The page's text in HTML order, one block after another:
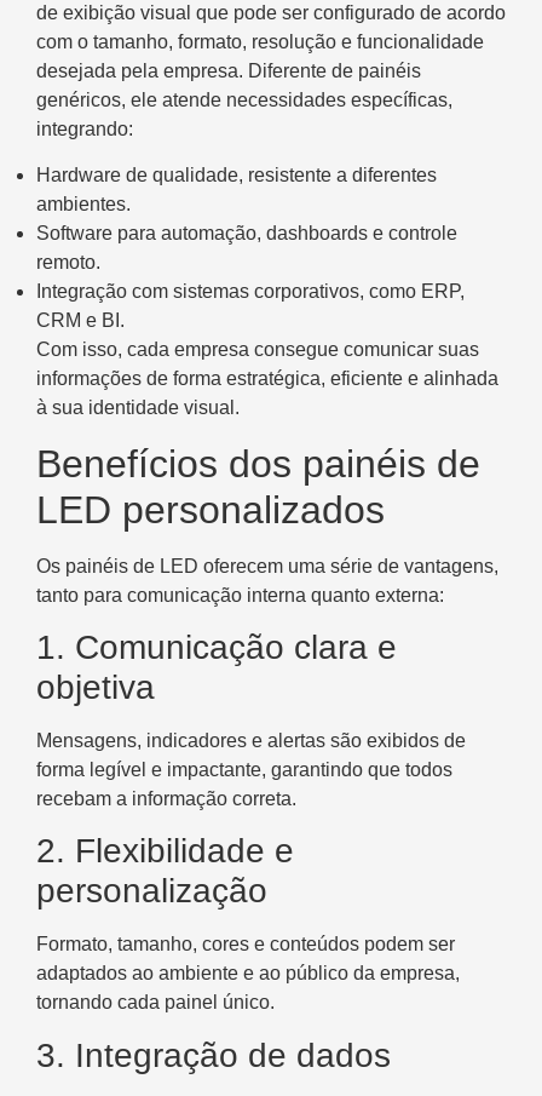
de exibição visual que pode ser configurado de acordo
com o tamanho, formato, resolução e funcionalidade
desejada pela empresa. Diferente de painéis
genéricos, ele atende necessidades específicas,
integrando:
Hardware de qualidade, resistente a diferentes
ambientes.
Software para automação, dashboards e controle
remoto.
Integração com sistemas corporativos, como ERP,
CRM e BI.
Com isso, cada empresa consegue comunicar suas
informações de forma estratégica, eficiente e alinhada
à sua identidade visual.
Benefícios dos painéis de
LED personalizados
Os painéis de LED oferecem uma série de vantagens,
tanto para comunicação interna quanto externa:
1. Comunicação clara e
objetiva
Mensagens, indicadores e alertas são exibidos de
forma legível e impactante, garantindo que todos
recebam a informação correta.
2. Flexibilidade e
personalização
Formato, tamanho, cores e conteúdos podem ser
adaptados ao ambiente e ao público da empresa,
tornando cada painel único.
3. Integração de dados